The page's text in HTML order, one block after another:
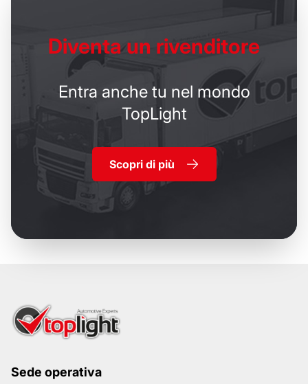
Diventa un rivenditore
Entra anche tu nel mondo
TopLight
Scopri di più
Sede operativa